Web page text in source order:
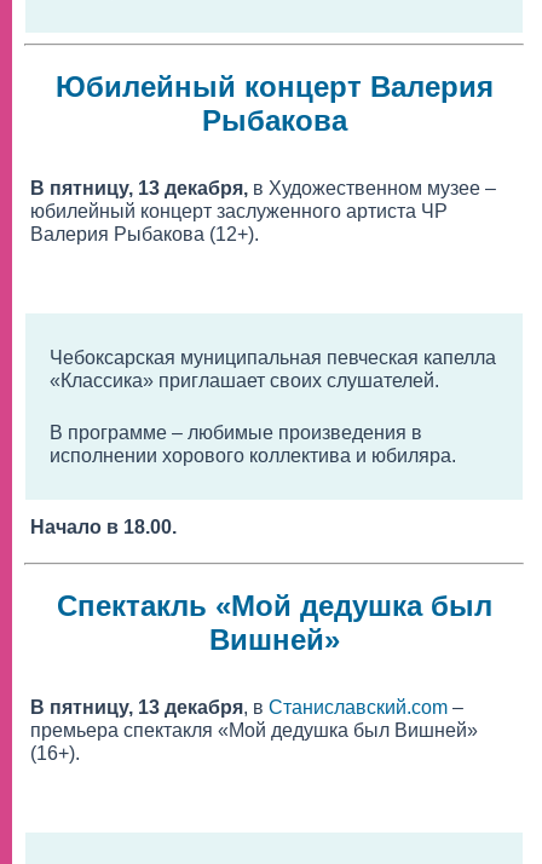
Юбилейный концерт Валерия
Рыбакова
В пятницу, 13 декабря, в Художественном музее –
юбилейный концерт заслуженного артиста ЧР
Валерия Рыбакова (12+).
Чебоксарская муниципальная певческая капелла
«Классика» приглашает своих слушателей.
В программе – любимые произведения в
исполнении хорового коллектива и юбиляра.
Начало в 18.00.
Спектакль «Мой дедушка был
Вишней»
В пятницу, 13 декабря, в Станиславский.com –
премьера спектакля «Мой дедушка был Вишней»
(16+).